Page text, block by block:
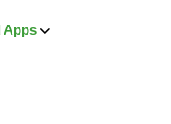
Apps